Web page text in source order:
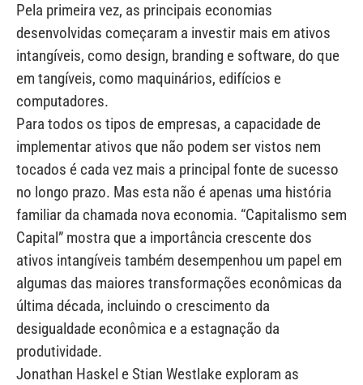
Pela primeira vez, as principais economias
desenvolvidas começaram a investir mais em ativos
intangíveis, como design, branding e software, do que
em tangíveis, como maquinários, edifícios e
computadores.
Para todos os tipos de empresas, a capacidade de
implementar ativos que não podem ser vistos nem
tocados é cada vez mais a principal fonte de sucesso
no longo prazo. Mas esta não é apenas uma história
familiar da chamada nova economia. “Capitalismo sem
Capital” mostra que a importância crescente dos
ativos intangíveis também desempenhou um papel em
algumas das maiores transformações econômicas da
última década, incluindo o crescimento da
desigualdade econômica e a estagnação da
produtividade.
Jonathan Haskel e Stian Westlake exploram as